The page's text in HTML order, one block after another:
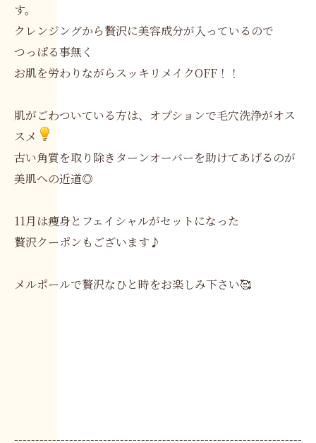
す。
クレンジングから贅沢に美容成分が入っているので
つっぱる事無く
お肌を労わりながらスッキリメイクOFF！！
肌がごわついている方は、オプションで毛穴洗浄がオス
スメ
古い角質を取り除きターンオーバーを助けてあげるのが
美肌への近道◎
11月は痩身とフェイシャルがセットになった
贅沢クーポンもございます♪
メルポールで贅沢なひと時をお楽しみ下さい🥰
--------------------------------------------------------------------